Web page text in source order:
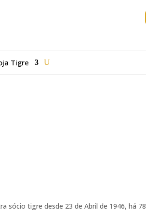
Tigre
sócio tigre desde 23 de Abril de 1946, há 78